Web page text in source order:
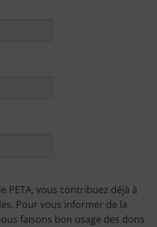
PETA, vous contribuez déjà à
Pour vous informer de la
faisons bon usage des dons